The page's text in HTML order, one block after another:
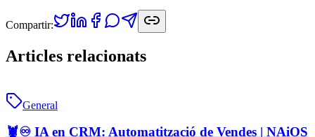
Compartir:
Articles relacionats